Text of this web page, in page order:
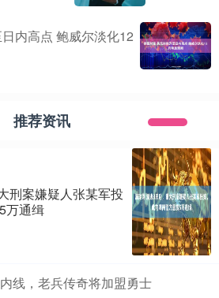
内高点 鲍威尔淡化12
推荐资讯
刑案嫌疑人张某军投
万通缉
线，老兵传奇将加盟勇士